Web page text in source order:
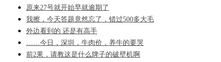
原来27号就开始早就逾期了
我擦，今天答题竟然忘了，错过500多大毛
外边看到的 还是有高手
……今日，深圳，牛肉价，养牛的要哭
前2果，请教这是什么牌子的破壁机啊